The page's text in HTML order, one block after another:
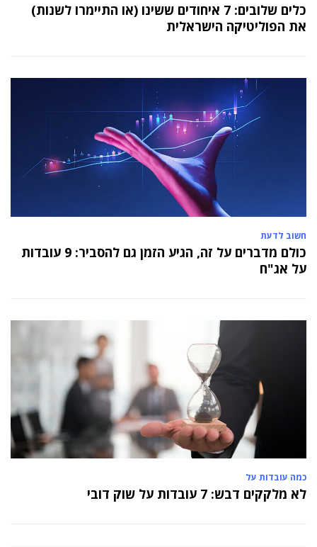
כלים שלובים: 7 איחודים ששינו (או התיימרו לשנות)
את הפוליטיקה הישראלית
חשוב לדעת
כולם מדברים על זה, הגיע הזמן גם להסביר: 9 עובדות
על אג"ח
כמה עובדות על
לא מלקקים דבש: 7 עובדות על שוק דובי